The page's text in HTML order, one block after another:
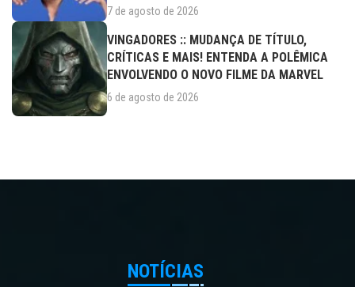
7 de agosto de 2026
VINGADORES :: MUDANÇA DE TÍTULO,
CRÍTICAS E MAIS! ENTENDA A POLÊMICA
ENVOLVENDO O NOVO FILME DA MARVEL
6 de agosto de 2026
NOTÍCIAS